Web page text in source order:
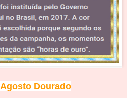
Agosto Dourado